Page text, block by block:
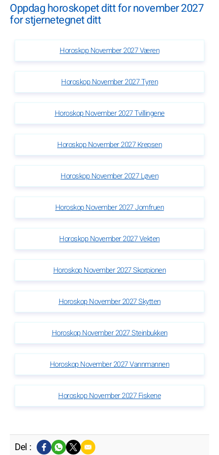
Oppdag horoskopet ditt for november 2027
for stjernetegnet ditt
Horoskop November 2027 Væren
Horoskop November 2027 Tyren
Horoskop November 2027 Tvillingene
Horoskop November 2027 Krepsen
Horoskop November 2027 Løven
Horoskop November 2027 Jomfruen
Horoskop November 2027 Vekten
Horoskop November 2027 Skorpionen
Horoskop November 2027 Skytten
Horoskop November 2027 Steinbukken
Horoskop November 2027 Vannmannen
Horoskop November 2027 Fiskene
Del :